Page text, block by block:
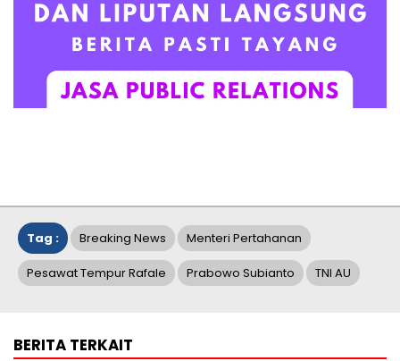
Tag : Breaking News Menteri Pertahanan
Pesawat Tempur Rafale Prabowo Subianto TNI AU
BERITA TERKAIT